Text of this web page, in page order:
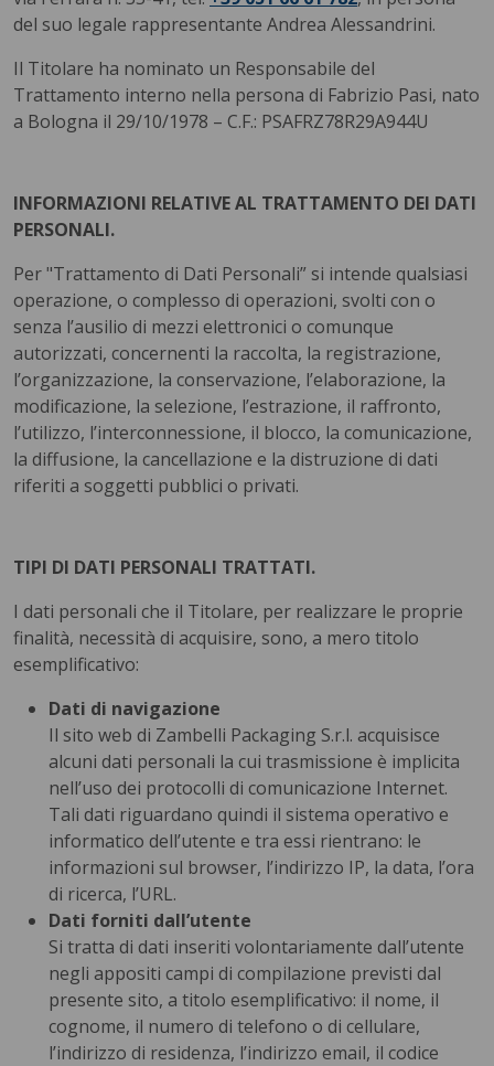
del suo legale rappresentante Andrea Alessandrini.
Il Titolare ha nominato un Responsabile del
Trattamento interno nella persona di Fabrizio Pasi, nato
a Bologna il 29/10/1978 – C.F.: PSAFRZ78R29A944U
INFORMAZIONI RELATIVE AL TRATTAMENTO DEI DATI
PERSONALI.
Per "Trattamento di Dati Personali” si intende qualsiasi
operazione, o complesso di operazioni, svolti con o
senza l’ausilio di mezzi elettronici o comunque
autorizzati, concernenti la raccolta, la registrazione,
l’organizzazione, la conservazione, l’elaborazione, la
modificazione, la selezione, l’estrazione, il raffronto,
l’utilizzo, l’interconnessione, il blocco, la comunicazione,
la diffusione, la cancellazione e la distruzione di dati
riferiti a soggetti pubblici o privati.
TIPI DI DATI PERSONALI TRATTATI.
I dati personali che il Titolare, per realizzare le proprie
finalità, necessità di acquisire, sono, a mero titolo
esemplificativo:
Dati di navigazione
Il sito web di Zambelli Packaging S.r.l. acquisisce
alcuni dati personali la cui trasmissione è implicita
nell’uso dei protocolli di comunicazione Internet.
Tali dati riguardano quindi il sistema operativo e
informatico dell’utente e tra essi rientrano: le
informazioni sul browser, l’indirizzo IP, la data, l’ora
di ricerca, l’URL.
Dati forniti dall’utente
Si tratta di dati inseriti volontariamente dall’utente
negli appositi campi di compilazione previsti dal
presente sito, a titolo esemplificativo: il nome, il
cognome, il numero di telefono o di cellulare,
l’indirizzo di residenza, l’indirizzo email, il codice